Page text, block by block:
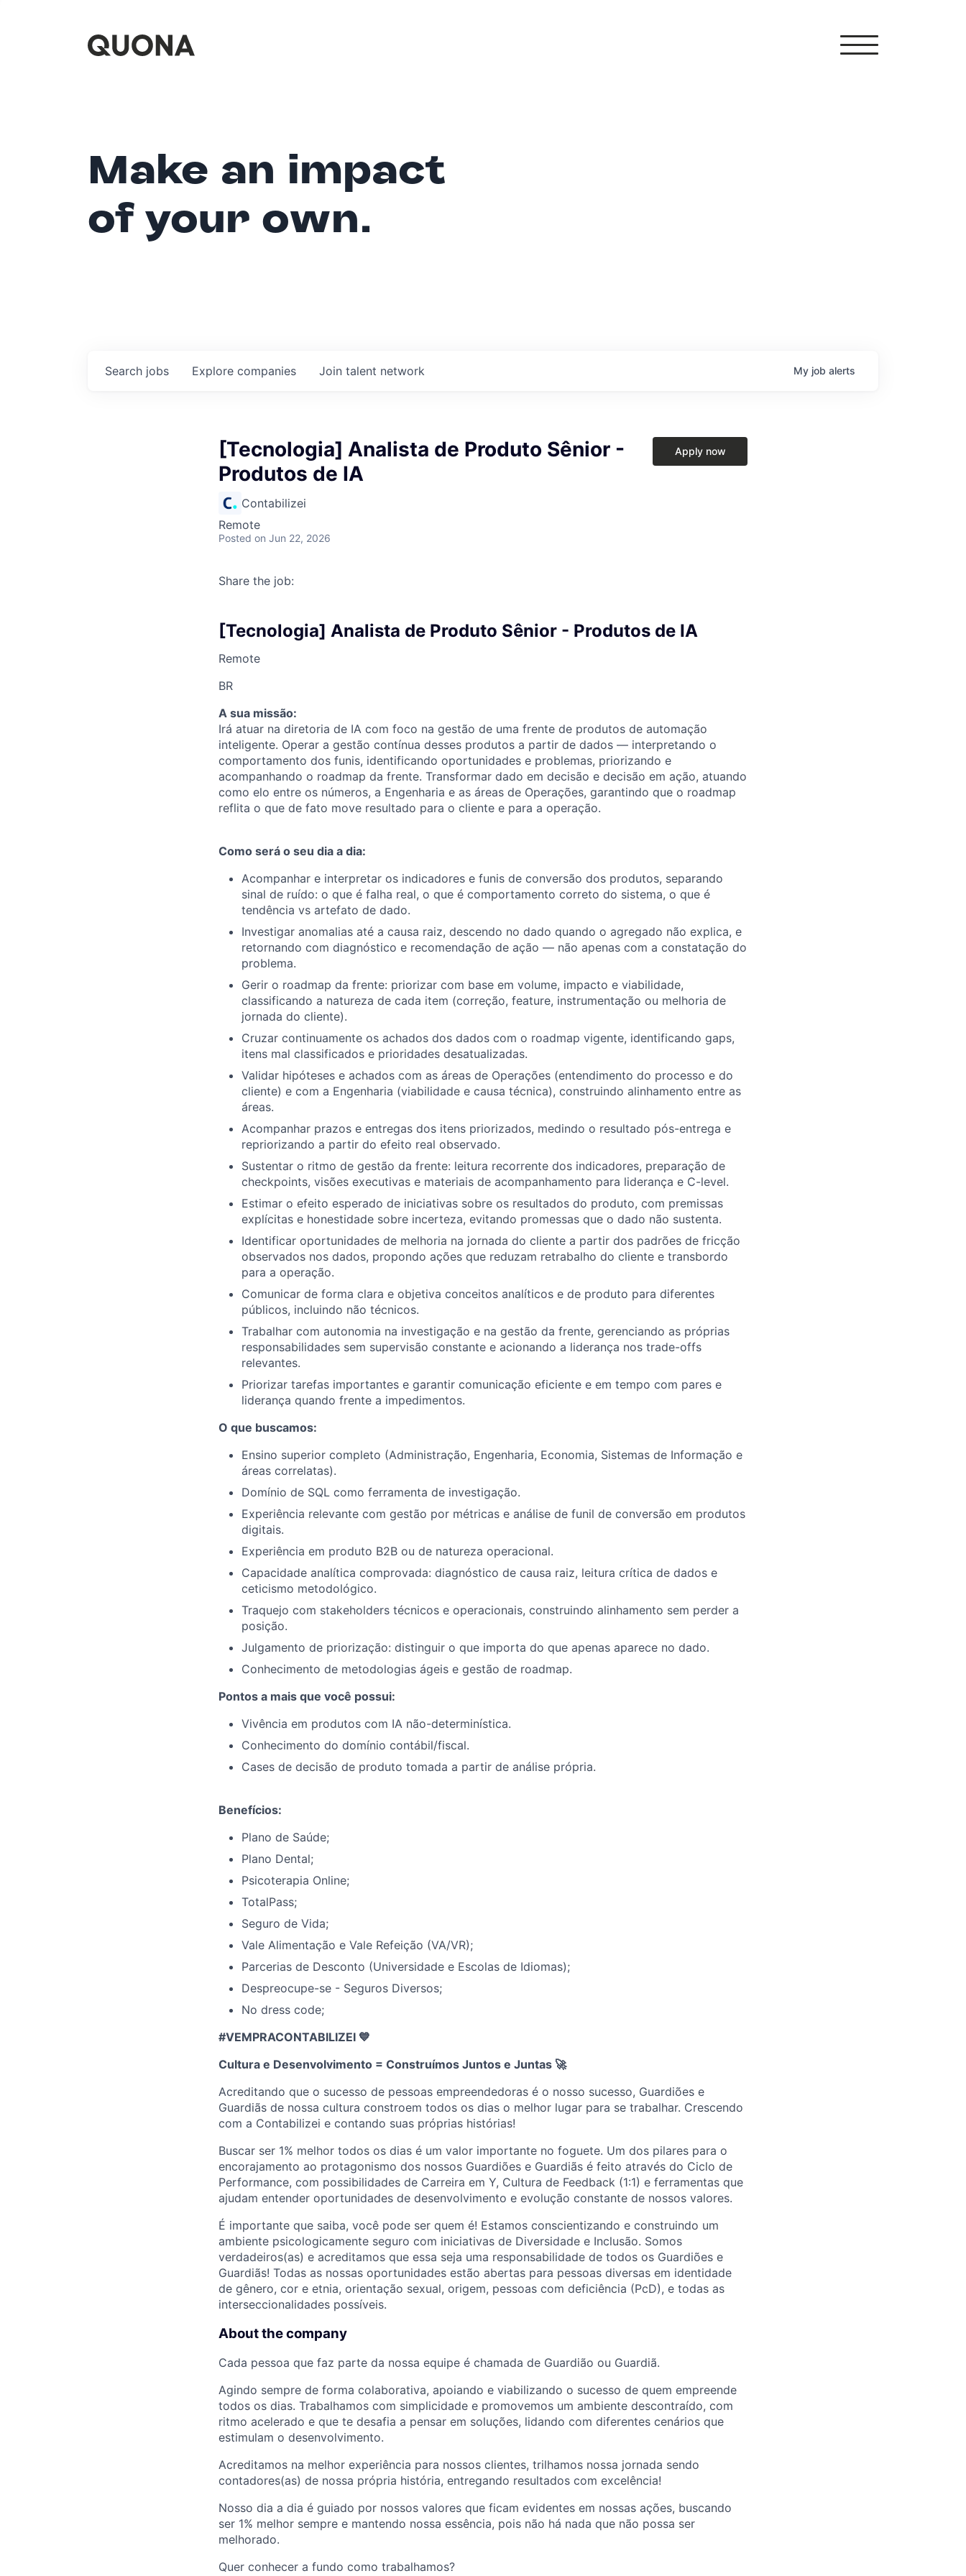
Make an impact
of your own.
Search jobs Explore companies Join talent network My job alerts
[Tecnologia] Analista de Produto Sênior -
Produtos de IA
Contabilizei
Remote
Posted on Jun 22, 2026
Apply now
Share the job:
[Tecnologia] Analista de Produto Sênior - Produtos de IA
Remote
BR
A sua missão:
Irá atuar na diretoria de IA com foco na gestão de uma frente de produtos de automação
inteligente. Operar a gestão contínua desses produtos a partir de dados — interpretando o
comportamento dos funis, identificando oportunidades e problemas, priorizando e
acompanhando o roadmap da frente. Transformar dado em decisão e decisão em ação, atuando
como elo entre os números, a Engenharia e as áreas de Operações, garantindo que o roadmap
reflita o que de fato move resultado para o cliente e para a operação.
Como será o seu dia a dia:
Acompanhar e interpretar os indicadores e funis de conversão dos produtos, separando
sinal de ruído: o que é falha real, o que é comportamento correto do sistema, o que é
tendência vs artefato de dado.
Investigar anomalias até a causa raiz, descendo no dado quando o agregado não explica, e
retornando com diagnóstico e recomendação de ação — não apenas com a constatação do
problema.
Gerir o roadmap da frente: priorizar com base em volume, impacto e viabilidade,
classificando a natureza de cada item (correção, feature, instrumentação ou melhoria de
jornada do cliente).
Cruzar continuamente os achados dos dados com o roadmap vigente, identificando gaps,
itens mal classificados e prioridades desatualizadas.
Validar hipóteses e achados com as áreas de Operações (entendimento do processo e do
cliente) e com a Engenharia (viabilidade e causa técnica), construindo alinhamento entre as
áreas.
Acompanhar prazos e entregas dos itens priorizados, medindo o resultado pós-entrega e
repriorizando a partir do efeito real observado.
Sustentar o ritmo de gestão da frente: leitura recorrente dos indicadores, preparação de
checkpoints, visões executivas e materiais de acompanhamento para liderança e C-level.
Estimar o efeito esperado de iniciativas sobre os resultados do produto, com premissas
explícitas e honestidade sobre incerteza, evitando promessas que o dado não sustenta.
Identificar oportunidades de melhoria na jornada do cliente a partir dos padrões de fricção
observados nos dados, propondo ações que reduzam retrabalho do cliente e transbordo
para a operação.
Comunicar de forma clara e objetiva conceitos analíticos e de produto para diferentes
públicos, incluindo não técnicos.
Trabalhar com autonomia na investigação e na gestão da frente, gerenciando as próprias
responsabilidades sem supervisão constante e acionando a liderança nos trade-offs
relevantes.
Priorizar tarefas importantes e garantir comunicação eficiente e em tempo com pares e
liderança quando frente a impedimentos.
O que buscamos:
Ensino superior completo (Administração, Engenharia, Economia, Sistemas de Informação e
áreas correlatas).
Domínio de SQL como ferramenta de investigação.
Experiência relevante com gestão por métricas e análise de funil de conversão em produtos
digitais.
Experiência em produto B2B ou de natureza operacional.
Capacidade analítica comprovada: diagnóstico de causa raiz, leitura crítica de dados e
ceticismo metodológico.
Traquejo com stakeholders técnicos e operacionais, construindo alinhamento sem perder a
posição.
Julgamento de priorização: distinguir o que importa do que apenas aparece no dado.
Conhecimento de metodologias ágeis e gestão de roadmap.
Pontos a mais que você possui:
Vivência em produtos com IA não-determinística.
Conhecimento do domínio contábil/fiscal.
Cases de decisão de produto tomada a partir de análise própria.
Benefícios:
Plano de Saúde;
Plano Dental;
Psicoterapia Online;
TotalPass;
Seguro de Vida;
Vale Alimentação e Vale Refeição (VA/VR);
Parcerias de Desconto (Universidade e Escolas de Idiomas);
Despreocupe-se - Seguros Diversos;
No dress code;
#VEMPRACONTABILIZEI 💙
Cultura e Desenvolvimento = Construímos Juntos e Juntas 🚀
Acreditando que o sucesso de pessoas empreendedoras é o nosso sucesso, Guardiões e
Guardiãs de nossa cultura constroem todos os dias o melhor lugar para se trabalhar. Crescendo
com a Contabilizei e contando suas próprias histórias!
Buscar ser 1% melhor todos os dias é um valor importante no foguete. Um dos pilares para o
encorajamento ao protagonismo dos nossos Guardiões e Guardiãs é feito através do Ciclo de
Performance, com possibilidades de Carreira em Y, Cultura de Feedback (1:1) e ferramentas que
ajudam entender oportunidades de desenvolvimento e evolução constante de nossos valores.
É importante que saiba, você pode ser quem é! Estamos conscientizando e construindo um
ambiente psicologicamente seguro com iniciativas de Diversidade e Inclusão. Somos
verdadeiros(as) e acreditamos que essa seja uma responsabilidade de todos os Guardiões e
Guardiãs! Todas as nossas oportunidades estão abertas para pessoas diversas em identidade
de gênero, cor e etnia, orientação sexual, origem, pessoas com deficiência (PcD), e todas as
interseccionalidades possíveis.
About the company
Cada pessoa que faz parte da nossa equipe é chamada de Guardião ou Guardiã.
Agindo sempre de forma colaborativa, apoiando e viabilizando o sucesso de quem empreende
todos os dias. Trabalhamos com simplicidade e promovemos um ambiente descontraído, com
ritmo acelerado e que te desafia a pensar em soluções, lidando com diferentes cenários que
estimulam o desenvolvimento.
Acreditamos na melhor experiência para nossos clientes, trilhamos nossa jornada sendo
contadores(as) de nossa própria história, entregando resultados com excelência!
Nosso dia a dia é guiado por nossos valores que ficam evidentes em nossas ações, buscando
ser 1% melhor sempre e mantendo nossa essência, pois não há nada que não possa ser
melhorado.
Quer conhecer a fundo como trabalhamos?